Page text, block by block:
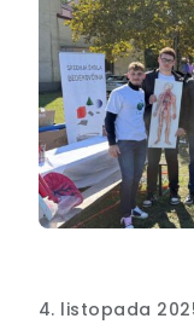
4. listopada